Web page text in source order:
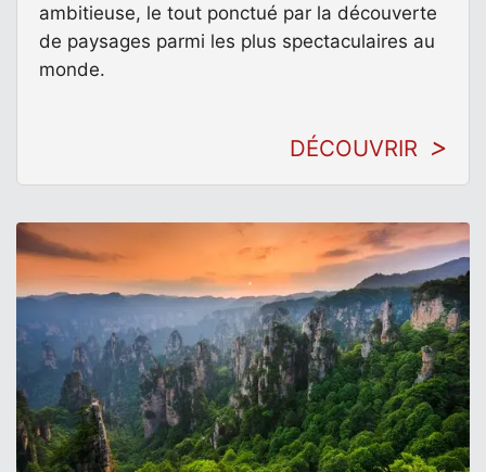
ambitieuse, le tout ponctué par la découverte
de paysages parmi les plus spectaculaires au
monde.
DÉCOUVRIR